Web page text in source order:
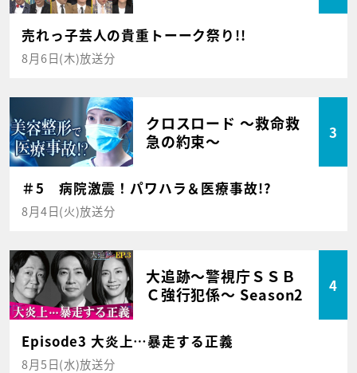
売れっ子芸人の貴重トーーク祭り!!
8月6日(木)放送分
クロスロード ～救命救
急の約束～
3
＃5 病院激震！パワハラ＆医療事故!?
8月4日(火)放送分
大追跡～警視庁ＳＳＢ
Ｃ強行犯係～ Season2
4
Episode3 大炎上…暴走する正義
8月5日(水)放送分